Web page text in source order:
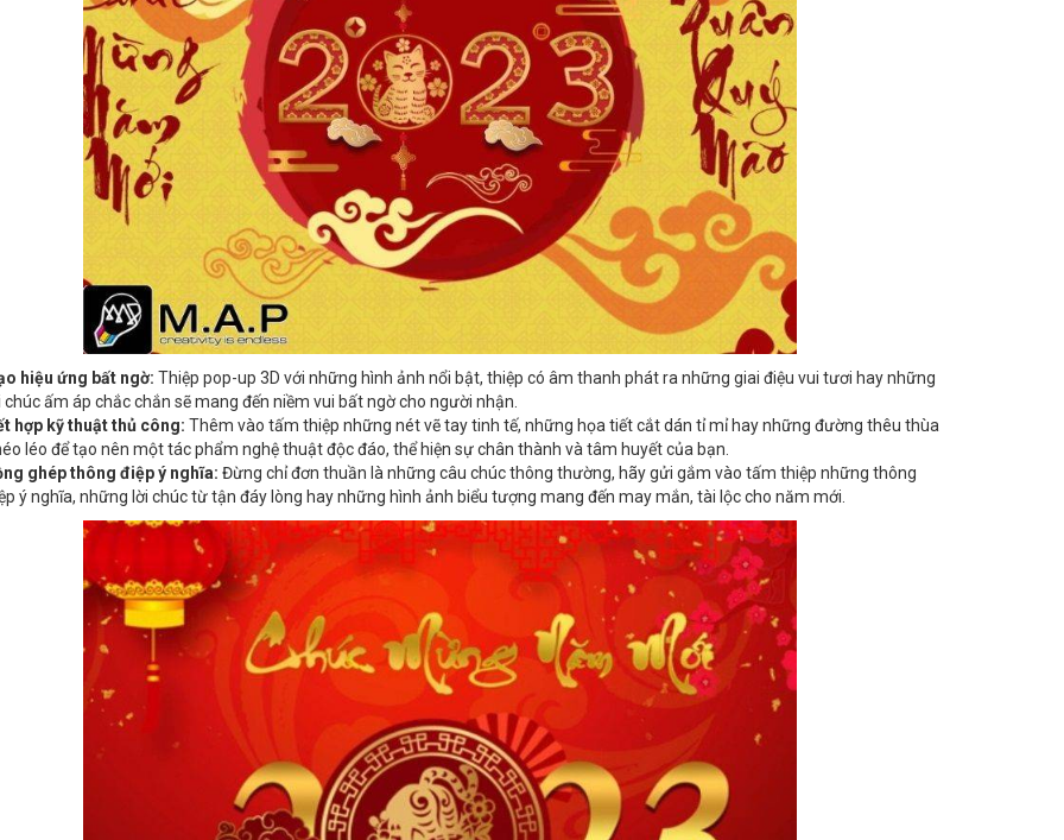
hiệu ứng bất ngờ: Thiệp pop-up 3D với những hình ảnh nổi bật, thiệp có âm thanh phát ra những giai điệu vui tươi hay những
chúc ấm áp chắc chắn sẽ mang đến niềm vui bất ngờ cho người nhận.
hợp kỹ thuật thủ công: Thêm vào tấm thiệp những nét vẽ tay tinh tế, những họa tiết cắt dán tỉ mỉ hay những đường thêu thùa
léo để tạo nên một tác phẩm nghệ thuật độc đáo, thể hiện sự chân thành và tâm huyết của bạn.
ghép thông điệp ý nghĩa: Đừng chỉ đơn thuần là những câu chúc thông thường, hãy gửi gắm vào tấm thiệp những thông
ý nghĩa, những lời chúc từ tận đáy lòng hay những hình ảnh biểu tượng mang đến may mắn, tài lộc cho năm mới.